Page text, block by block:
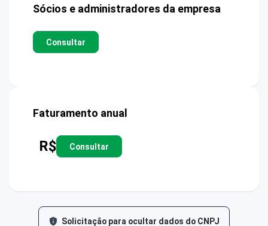
Sócios e administradores da empresa
Consultar
Faturamento anual
R$ Consultar
Solicitação para ocultar dados do CNPJ